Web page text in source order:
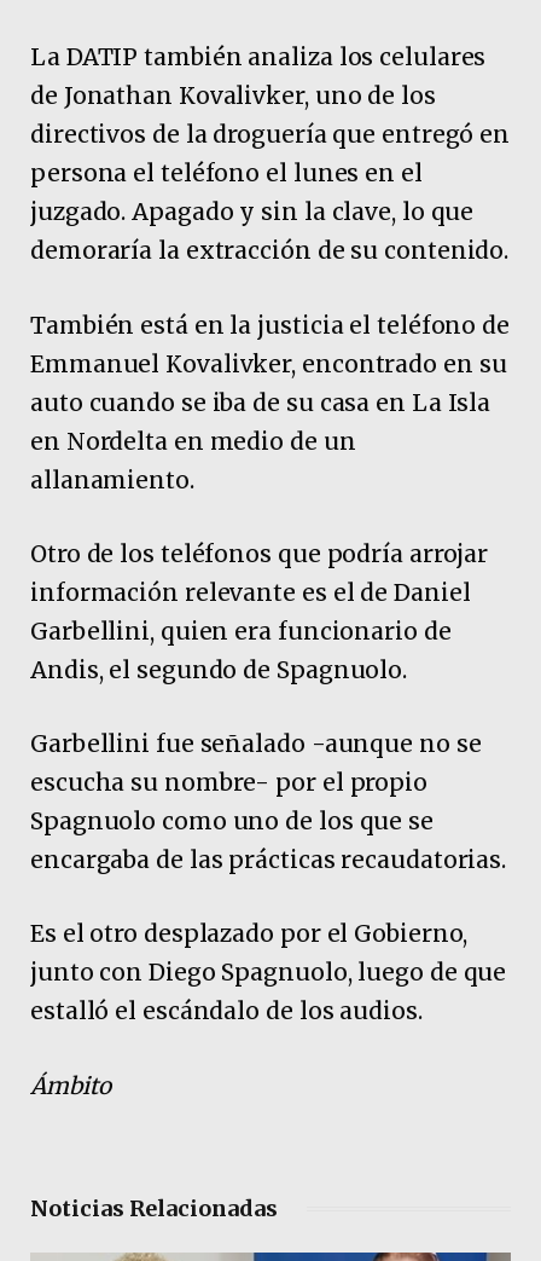
La DATIP también analiza los celulares
de Jonathan Kovalivker, uno de los
directivos de la droguería que entregó en
persona el teléfono el lunes en el
juzgado. Apagado y sin la clave, lo que
demoraría la extracción de su contenido.
También está en la justicia el teléfono de
Emmanuel Kovalivker, encontrado en su
auto cuando se iba de su casa en La Isla
en Nordelta en medio de un
allanamiento.
Otro de los teléfonos que podría arrojar
información relevante es el de Daniel
Garbellini, quien era funcionario de
Andis, el segundo de Spagnuolo.
Garbellini fue señalado -aunque no se
escucha su nombre- por el propio
Spagnuolo como uno de los que se
encargaba de las prácticas recaudatorias.
Es el otro desplazado por el Gobierno,
junto con Diego Spagnuolo, luego de que
estalló el escándalo de los audios.
Ámbito
Noticias Relacionadas